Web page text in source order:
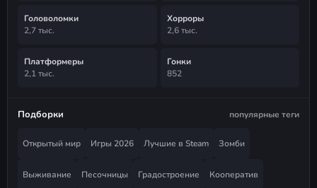
Головоломки
2,7 тыс.
Хорроры
2,6 тыс.
Платформеры
2,1 тыс.
Гонки
852
Подборки популярные теги
Открытый мир Игры 2026 Лучшие в Steam Зомби
Выживание Песочницы Градостроение Кооператив